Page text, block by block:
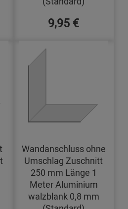
9,95 €
Wandanschluss ohne
Umschlag Zuschnitt
250 mm Länge 1
Meter Aluminium
walzblank 0,8 mm